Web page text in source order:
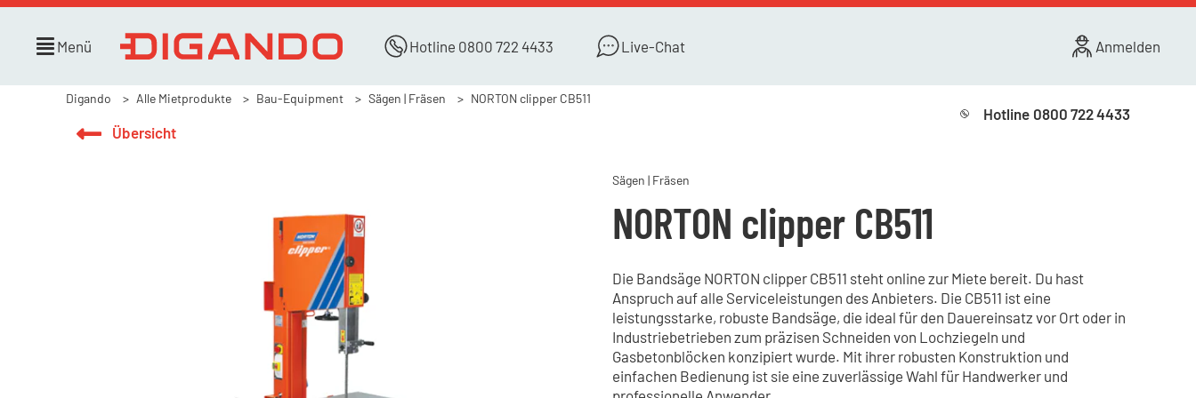
Menü Hotline 0800 722 4433 Live-Chat Anmelden
Digando Alle Mietprodukte Bau-Equipment Sägen | Fräsen NORTON clipper CB511
Übersicht
Hotline 0800 722 4433
Sägen | Fräsen
NORTON clipper CB511
Die Bandsäge NORTON clipper CB511 steht online zur Miete bereit. Du hast
Anspruch auf alle Serviceleistungen des Anbieters. Die CB511 ist eine
leistungsstarke, robuste Bandsäge, die ideal für den Dauereinsatz vor Ort oder in
Industriebetrieben zum präzisen Schneiden von Lochziegeln und
Gasbetonblöcken konzipiert wurde. Mit ihrer robusten Konstruktion und
einfachen Bedienung ist sie eine zuverlässige Wahl für Handwerker und